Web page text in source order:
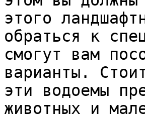
этого
обраться к
смогут вам
варианты.
эти водоемы
животных и